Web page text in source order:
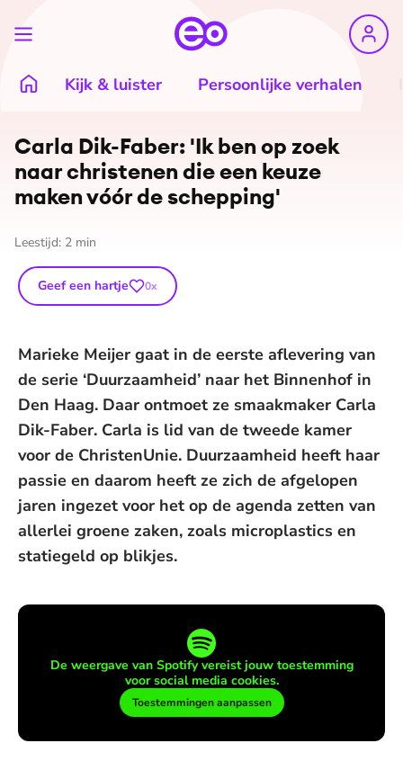
Kijk & luister Persoonlijke verhalen
Carla Dik-Faber: 'Ik ben op zoek
naar christenen die een keuze
maken vóór de schepping'
Leestijd: 2 min
Geef een hartje 0x
Marieke Meijer gaat in de eerste aflevering van
de serie ‘Duurzaamheid’ naar het Binnenhof in
Den Haag. Daar ontmoet ze smaakmaker Carla
Dik-Faber. Carla is lid van de tweede kamer
voor de ChristenUnie. Duurzaamheid heeft haar
passie en daarom heeft ze zich de afgelopen
jaren ingezet voor het op de agenda zetten van
allerlei groene zaken, zoals microplastics en
statiegeld op blikjes.
De weergave van Spotify vereist jouw toestemming
voor social media cookies.
Toestemmingen aanpassen